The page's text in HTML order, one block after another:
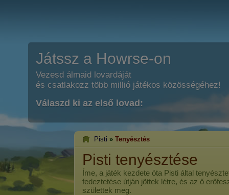
Játssz a Howrse-on
Vezesd álmaid lovardáját
és csatlakozz több millió játékos közösségéhez!
Válaszd ki az első lovad:
Pisti » Tenyésztés
Pisti tenyésztése
Íme, a játék kezdete óta Pisti által
fedeztetése útján jöttek létre, és az ő
születtek meg.